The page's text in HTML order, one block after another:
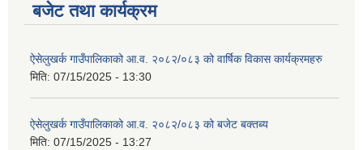
बजेट तथा कार्यक्रम
ऐसेलुखर्क गाउँपालिकाको आ.व. २०८२/०८३ को वार्षिक विकास कार्यक्रमहरु
मिति: 07/15/2025 - 13:30
ऐसेलुखर्क गाउँपालिकाको आ.व. २०८२/०८३ को बजेट बक्तब्य
मिति: 07/15/2025 - 13:27